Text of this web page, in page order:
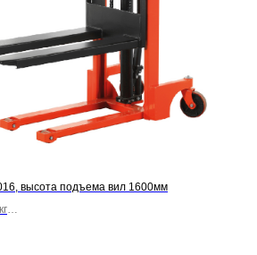
высота подъема вил 1600мм